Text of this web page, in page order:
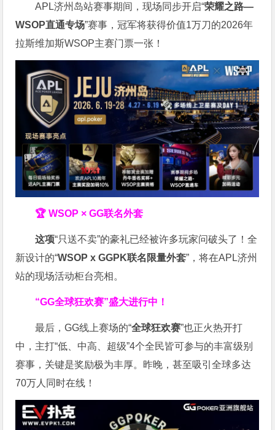
APL济州岛站赛事期间，现场同步开启“荣耀之路—
WSOP直通专场”赛事，冠军将获得价值1万刀的2026年
拉斯维加斯WSOP主赛门票一张！
🏆 WSOP × GG联名外套
这项“只送不卖”的豪礼已经被许多玩家问破头了！全
新设计的“WSOP x GGPK联名限量外套”，将在APL济州
站的现场活动柜台亮相。
“GG全球狂欢赛”盛大进行中！
最后，GG线上赛场的“全球狂欢赛”也正火热开打
中，主打“低、中高、超级”4个全民皆可参与的丰富级别
赛事，关键是奖励极为丰厚。 昨晚，甚至吸引全球多达
70万人同时在线！